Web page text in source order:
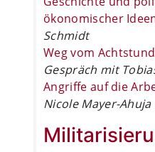
ökonomischer
Schmidt
Weg vom
Gespräch mit
Angriffe auf die
Nicole Mayer-Ahuja